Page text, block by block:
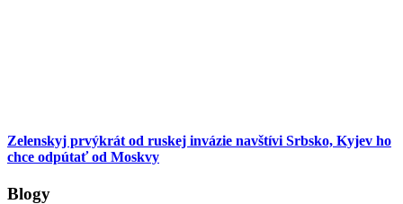
Zelenskyj prvýkrát od ruskej invázie navštívi Srbsko, Kyjev ho
chce odpútať od Moskvy
Blogy